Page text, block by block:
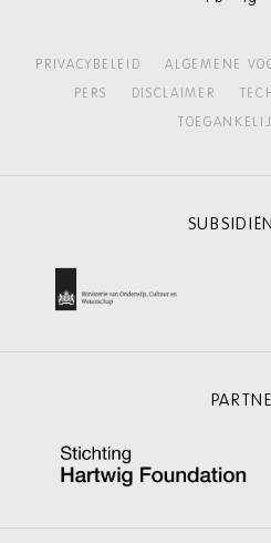
PRIVACYBELEID ALGEMENE
PERS
DISCLAIMER